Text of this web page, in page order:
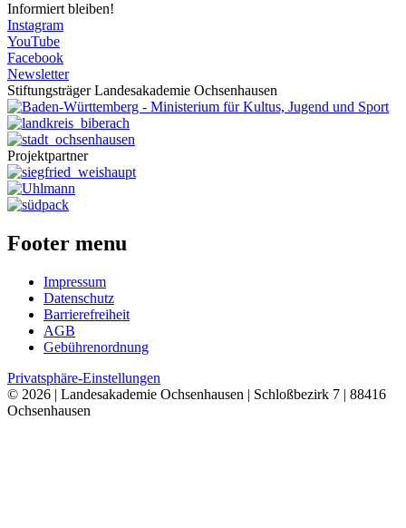
Informiert bleiben!
Instagram
YouTube
Facebook
Newsletter
Stiftungsträger Landesakademie Ochsenhausen
Projektpartner
Footer menu
Impressum
Datenschutz
Barrierefreiheit
AGB
Gebührenordnung
Privatsphäre-Einstellungen
© 2026 | Landesakademie Ochsenhausen | Schloßbezirk 7 | 88416
Ochsenhausen